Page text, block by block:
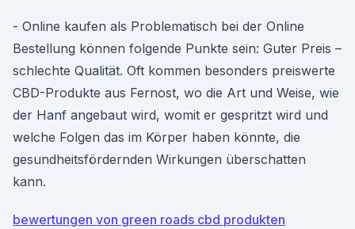
- Online kaufen als Problematisch bei der Online
Bestellung können folgende Punkte sein: Guter Preis –
schlechte Qualität. Oft kommen besonders preiswerte
CBD-Produkte aus Fernost, wo die Art und Weise, wie
der Hanf angebaut wird, womit er gespritzt wird und
welche Folgen das im Körper haben könnte, die
gesundheitsfördernden Wirkungen überschatten
kann.
bewertungen von green roads cbd produkten